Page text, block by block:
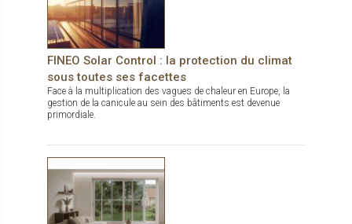
FINEO Solar Control : la protection du climat
sous toutes ses facettes
Face à la multiplication des vagues de chaleur en Europe, la
gestion de la canicule au sein des bâtiments est devenue
primordiale.